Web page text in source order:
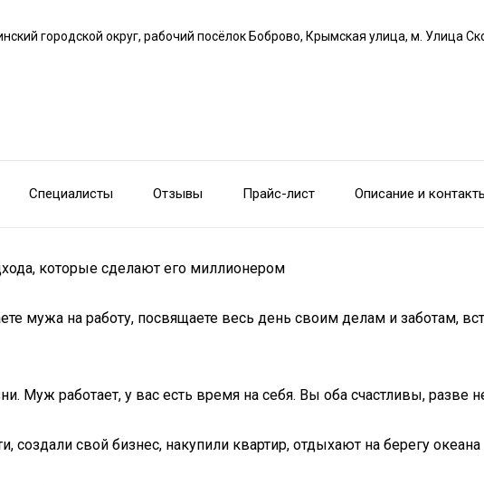
городской округ, рабочий посёлок Боброво, Крымская улица, м. Улица
Специалисты Отзывы Прайс-лист Описание и
которые сделают его миллионером
мужа на работу, посвящаете весь день своим делам и заботам,
Муж работает, у вас есть время на себя. Вы оба счастливы, разве
свой бизнес, накупили квартир, отдыхают на берегу